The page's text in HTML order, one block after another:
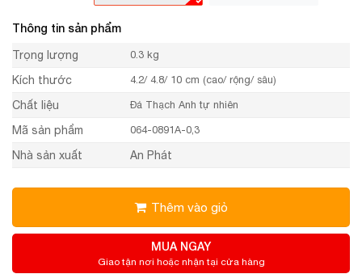
Thông tin sản phẩm
Trọng lượng 0.3 kg
Kích thước 4.2/ 4.8/ 10 cm (cao/ rộng/ sâu)
Chất liệu Đá Thạch Anh tự nhiên
Mã sản phẩm 064-0891A-0,3
Nhà sản xuất An Phát
Thêm vào giỏ
MUA NGAY
Giao tận nơi hoặc nhận tại cửa hàng